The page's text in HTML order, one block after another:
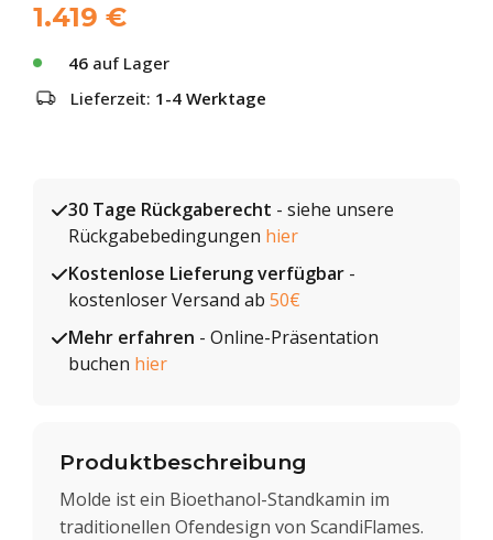
1.419 €
46 auf Lager
Lieferzeit: 1-4 Werktage
30 Tage Rückgaberecht - siehe unsere
Rückgabebedingungen hier
Kostenlose Lieferung verfügbar -
kostenloser Versand ab 50€
Mehr erfahren - Online-Präsentation
buchen hier
Produktbeschreibung
Molde ist ein Bioethanol-Standkamin im
traditionellen Ofendesign von ScandiFlames.